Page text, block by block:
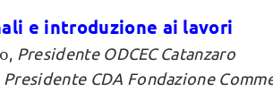
e introduzione ai lavori
Presidente ODCEC Catanzaro
, Presidente CDA Fondazione